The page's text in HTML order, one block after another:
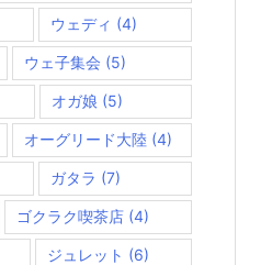
ウェディ (4)
ウェ子集会 (5)
オガ娘 (5)
オーグリード大陸 (4)
ガタラ (7)
ゴクラク喫茶店 (4)
ジュレット (6)